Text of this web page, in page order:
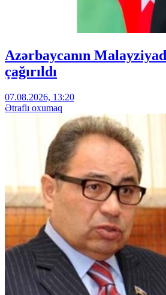
Azərbaycanın
çağırıldı
07.08.2026, 13:20
Ətraflı oxumaq